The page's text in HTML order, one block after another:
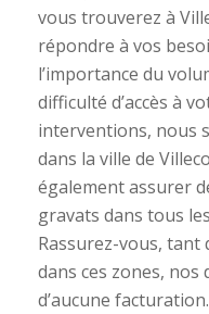
vous trouverez à
répondre à vos
l’importance du
difficulté d’accès à
interventions, nous
dans la ville de
également assurer
gravats dans tous
Rassurez-vous,
dans ces zones,
d’aucune